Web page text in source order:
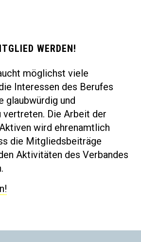
WERDEN!
möglichst viele
Interessen des Berufes
glaubwürdig und
Die Arbeit der
wird ehrenamtlich
die Mitgliedsbeiträge
Aktivitäten des Verbandes